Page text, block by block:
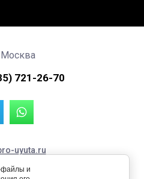
uyuta.ru
- 2026 ИНН: 711504357127
Москва
721-26-70
файлы и